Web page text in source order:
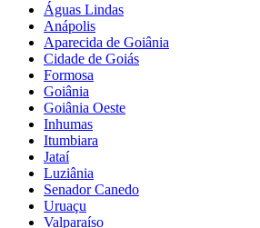
Águas Lindas
Anápolis
Aparecida de Goiânia
Cidade de Goiás
Formosa
Goiânia
Goiânia Oeste
Inhumas
Itumbiara
Jataí
Luziânia
Senador Canedo
Uruaçu
Valparaíso